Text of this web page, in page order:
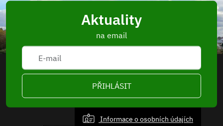
Aktuality
na email
PŘIHLÁSIT
Informace o osobních údajích